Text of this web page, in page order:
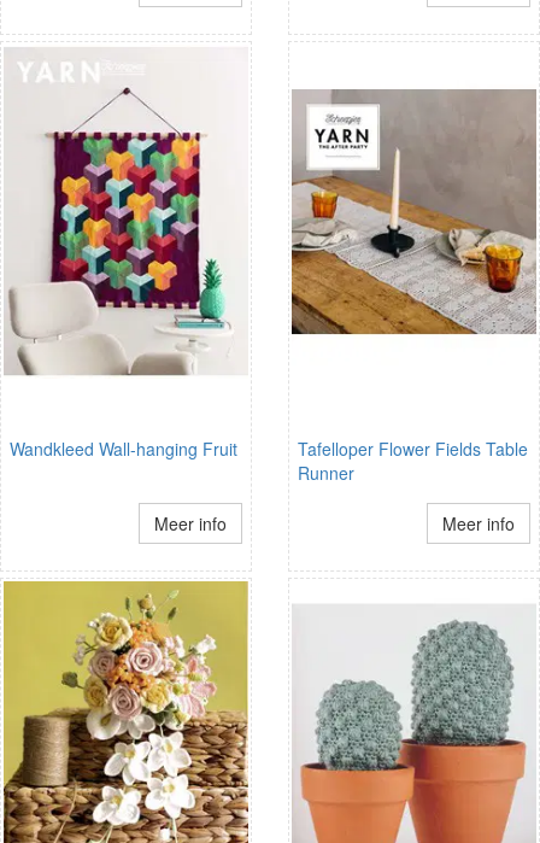
Wandkleed Wall-hanging Fruit
Meer info
Tafelloper Flower Fields Table
Runner
Meer info